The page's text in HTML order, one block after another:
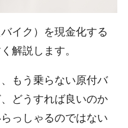
イク）を現金化する
解説します。
もう乗らない原付バ
どうすれば良いのか
っしゃるのではない